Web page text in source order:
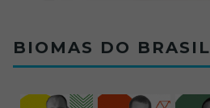
BIOMAS DO BRASIL